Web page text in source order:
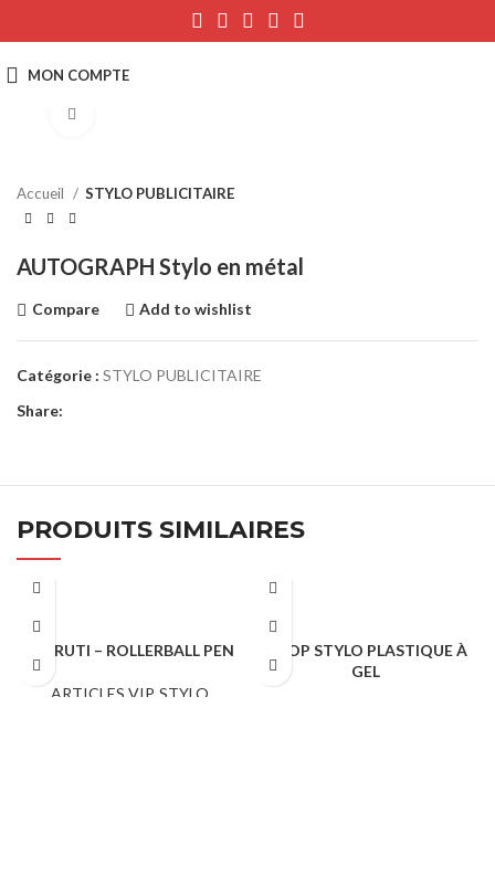
Accueil STYLO PUBLICITAIRE
AUTOGRAPH Stylo en métal
Compare Add to wishlist
Catégorie : STYLO PUBLICITAIRE
Share:
PRODUITS SIMILAIRES
CERRUTI – ROLLERBALL PEN
ARTICLES VIP, STYLO
BOOP STYLO PLASTIQUE À
GEL